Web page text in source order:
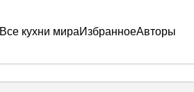
Все кухни мираИзбранноеАвторы